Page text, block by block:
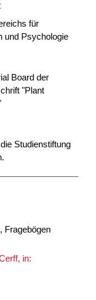
für
und Psychologie
Board der
"Plant
Studienstiftung
Fragebögen
in: